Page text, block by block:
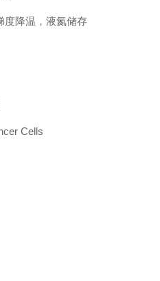
度降温，液氮储存
Cells